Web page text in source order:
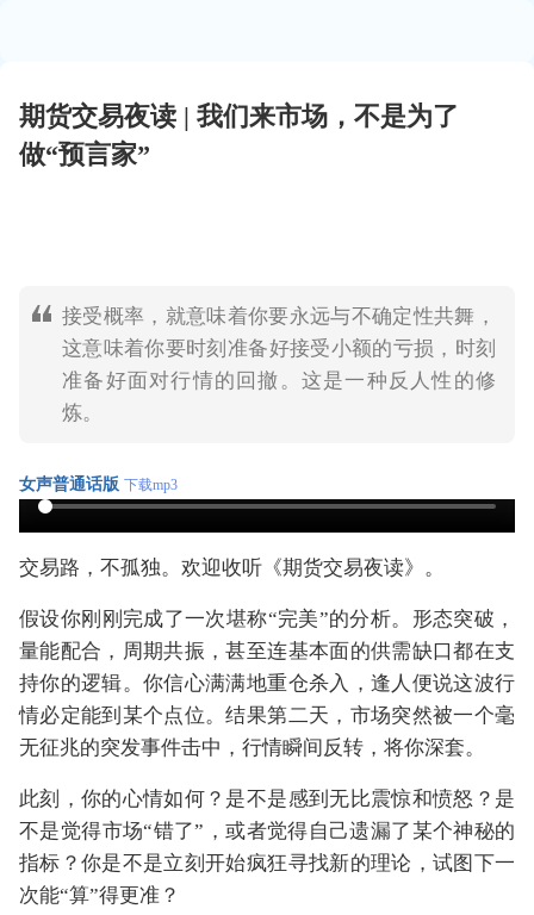
期货交易夜读 | 我们来市场，不是为了
做“预言家”
接受概率，就意味着你要永远与不确定性共舞，
这意味着你要时刻准备好接受小额的亏损，时刻
准备好面对行情的回撤。这是一种反人性的修
炼。
女声普通话版 下载mp3
交易路，不孤独。欢迎收听《期货交易夜读》。
假设你刚刚完成了一次堪称“完美”的分析。形态突破，
量能配合，周期共振，甚至连基本面的供需缺口都在支
持你的逻辑。你信心满满地重仓杀入，逢人便说这波行
情必定能到某个点位。结果第二天，市场突然被一个毫
无征兆的突发事件击中，行情瞬间反转，将你深套。
此刻，你的心情如何？是不是感到无比震惊和愤怒？是
不是觉得市场“错了”，或者觉得自己遗漏了某个神秘的
指标？你是不是立刻开始疯狂寻找新的理论，试图下一
次能“算”得更准？